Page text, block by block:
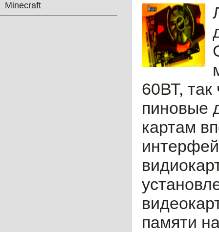
Minecraft
60ВТ, так
пиновые
картам
памяти